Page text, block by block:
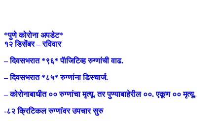
*पुणे कोरोना अपडेट*
१२ डिसेंबर – रविवार
– दिवसभरात *९६* पॅाजिटिव्ह रुग्णांची वाढ.
– दिवसभरात *८५* रुग्णांना डिस्चार्ज.
– कोरोनाबाधीत ०० रुग्णांचा मृत्यू. तर पुण्याबाहेरील ००. एकूण ०० मृत्यू.
-८२ क्रिटिकल रुग्णांवर उपचार सुरु